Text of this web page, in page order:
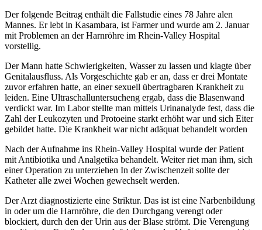
Der folgende Beitrag enthält die Fallstudie eines 78 Jahre alen
Mannes. Er lebt in Kasambara, ist Farmer und wurde am 2. Januar
mit Problemen an der Harnröhre im Rhein-Valley Hospital
vorstellig.
Der Mann hatte Schwierigkeiten, Wasser zu lassen und klagte über
Genitalausfluss. Als Vorgeschichte gab er an, dass er drei Montate
zuvor erfahren hatte, an einer sexuell übertragbaren Krankheit zu
leiden. Eine Ultraschalluntersucheng ergab, dass die Blasenwand
verdickt war. Im Labor stellte man mittels Urinanalyde fest, dass die
Zahl der Leukozyten und Protoeine starkt erhöht war und sich Eiter
gebildet hatte. Die Krankheit war nicht adäquat behandelt worden
Nach der Aufnahme ins Rhein-Valley Hospital wurde der Patient
mit Antibiotika und Analgetika behandelt. Weiter riet man ihm, sich
einer Operation zu unterziehen In der Zwischenzeit sollte der
Katheter alle zwei Wochen gewechselt werden.
Der Arzt diagnostizierte eine Striktur. Das ist ist eine Narbenbildung
in oder um die Harnröhre, die den Durchgang verengt oder
blockiert, durch den der Urin aus der Blase strömt. Die Verengung